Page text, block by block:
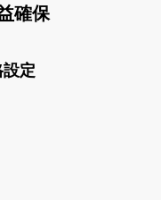
確保
定